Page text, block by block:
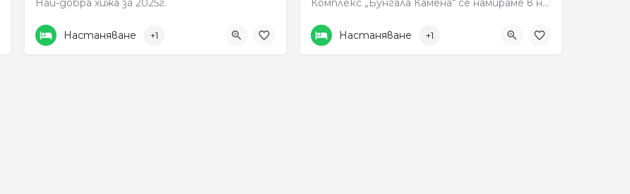
Най-добра хижа за 2025г.
+359 896 688 378
Настаняване +1
Комплекс „Бунгала Камена“ се намираме в непосредсвена близост до Самуилова Крепост, Местността Рупите ,…
+359 890 556566
Настаняване +1